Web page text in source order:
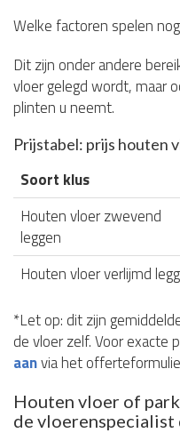
Welke factoren spelen
Dit zijn onder andere
vloer gelegd wordt, maar
plinten u neemt.
Prijstabel: prijs houten
Soort klus
Houten vloer zwevend
leggen
Houten vloer verlijmd
*Let op: dit zijn
de vloer zelf. Voor exacte
aanvia het
Houten vloer of
de vloerenspecialist